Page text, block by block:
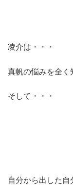
凌介は・・・
真帆の悩みを全く
そして・・・
自分から出した自